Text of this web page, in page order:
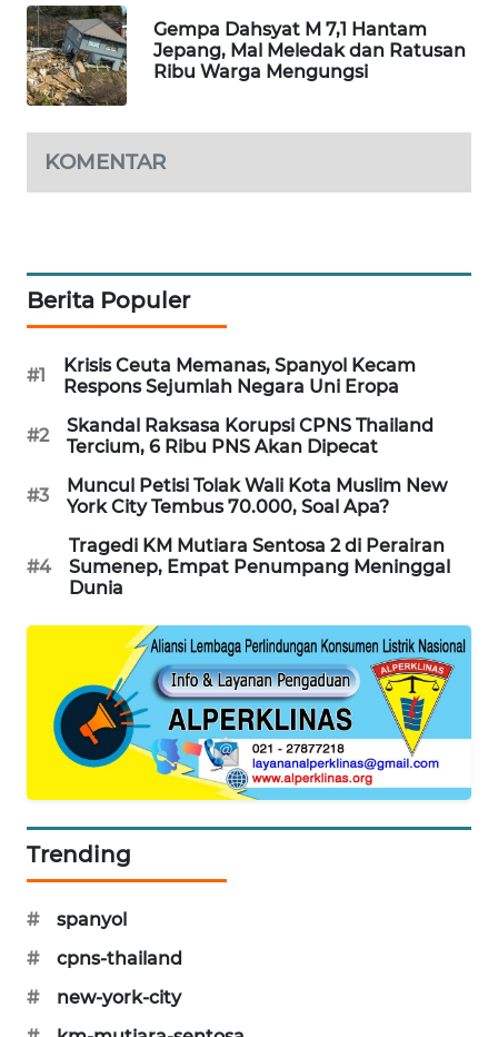
Gempa Dahsyat M 7,1 Hantam
Jepang, Mal Meledak dan Ratusan
Ribu Warga Mengungsi
KOMENTAR
Berita Populer
#1
Krisis Ceuta Memanas, Spanyol Kecam
Respons Sejumlah Negara Uni Eropa
#2
Skandal Raksasa Korupsi CPNS Thailand
Tercium, 6 Ribu PNS Akan Dipecat
#3
Muncul Petisi Tolak Wali Kota Muslim New
York City Tembus 70.000, Soal Apa?
#4
Tragedi KM Mutiara Sentosa 2 di Perairan
Sumenep, Empat Penumpang Meninggal
Dunia
Trending
#
spanyol
#
cpns-thailand
#
new-york-city
NEWS
SIBARAGAS
NEWS
METRO
SIANTAR
NEWS
MEDAN
NEWS
METRO
JAKARTA
NEWS
KARING
NEWS
HUMBANG
NEWS
GARONGGANG
NEWS
FISUELRI
ENERGI